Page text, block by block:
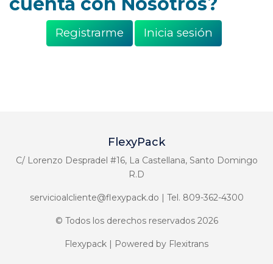
Registrarme Inicia sesión
FlexyPack
C/ Lorenzo Despradel #16, La Castellana, Santo Domingo
R.D
servicioalcliente@flexypack.do | Tel. 809-362-4300
© Todos los derechos reservados 2026
Flexypack | Powered by Flexitrans